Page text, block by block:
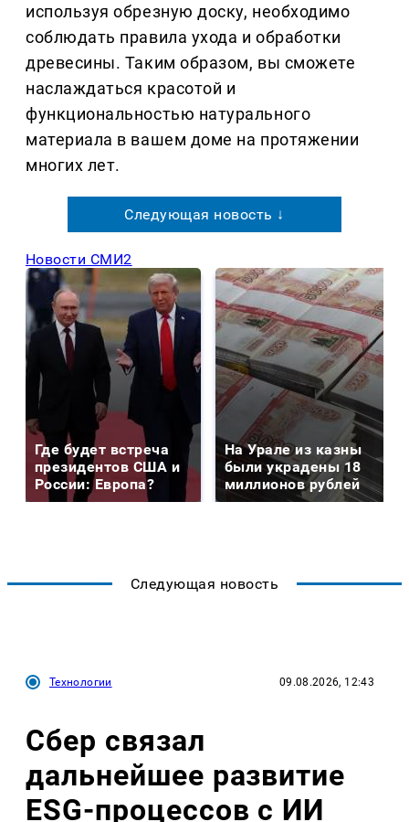
используя обрезную доску, необходимо
соблюдать правила ухода и обработки
древесины. Таким образом, вы сможете
наслаждаться красотой и
функциональностью натурального
материала в вашем доме на протяжении
многих лет.
Следующая новость ↓
Новости СМИ2
Где будет встреча
президентов США и
России: Европа?
На Урале из казны
были украдены 18
миллионов рублей
Следующая новость
Технологии 09.08.2026, 12:43
Сбер связал
дальнейшее развитие
ESG-процессов с ИИ